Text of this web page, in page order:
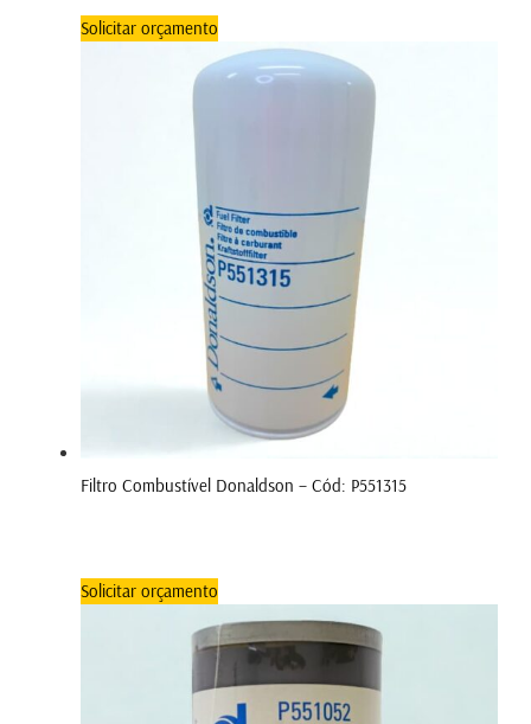
Solicitar orçamento
Filtro Combustível Donaldson – Cód: P551315
Solicitar orçamento